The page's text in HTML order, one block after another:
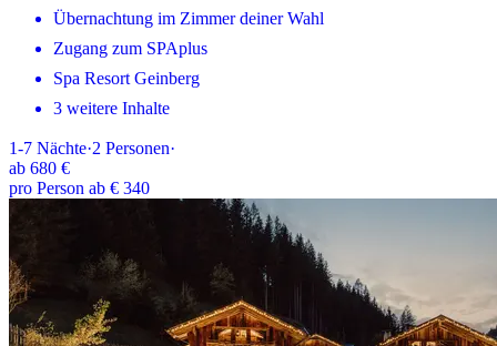
Übernachtung im Zimmer deiner Wahl
Zugang zum SPAplus
Spa Resort Geinberg
3 weitere Inhalte
1-7 Nächte·2 Personen·
ab 680 €
pro Person ab € 340